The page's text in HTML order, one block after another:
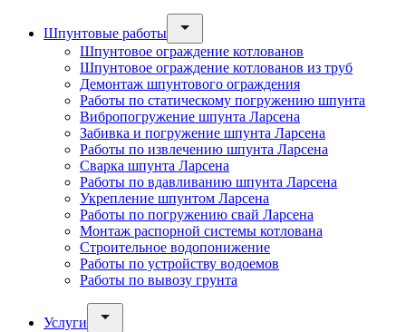
Шпунтовые работы
Шпунтовое ограждение котлованов
Шпунтовое ограждение котлованов из труб
Демонтаж шпунтового ограждения
Работы по статическому погружению шпунта
Вибропогружение шпунта Ларсена
Забивка и погружение шпунта Ларсена
Работы по извлечению шпунта Ларсена
Сварка шпунта Ларсена
Работы по вдавливанию шпунта Ларсена
Укрепление шпунтом Ларсена
Работы по погружению свай Ларсена
Монтаж распорной системы котлована
Строительное водопонижение
Работы по устройству водоемов
Работы по вывозу грунта
Услуги